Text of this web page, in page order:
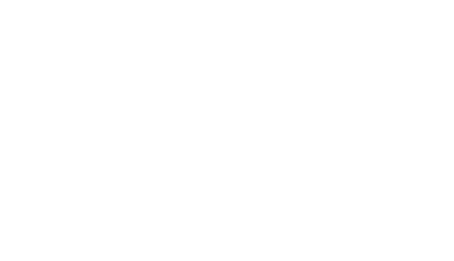
수 있습니다. - 12세 미만 어린이는 요금을 지불한 성인과 반드시